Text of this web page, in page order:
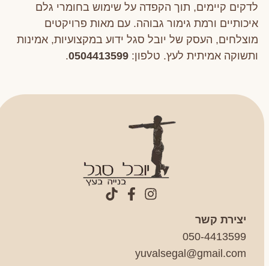
לדקים קיימים, תוך הקפדה על שימוש בחומרי גלם
איכותיים ורמת גימור גבוהה. עם מאות פרויקטים
מוצלחים, העסק של יובל סגל ידוע במקצועיות, אמינות
ותשוקה אמיתית לעץ. טלפון:0504413599
.
יצירת קשר
050-4413599
yuvalsegal@gmail.com